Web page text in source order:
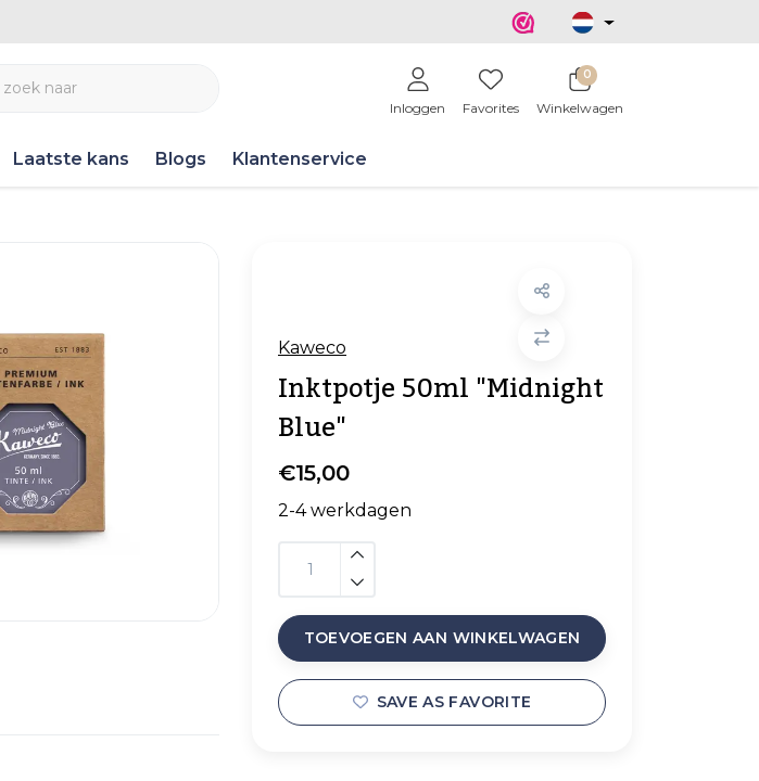
Inloggen Favorites
0
Winkelwagen
Laatste kans Blogs Klantenservice
Kaweco
Inktpotje 50ml "Midnight
Blue"
€15,00
2-4 werkdagen
TOEVOEGEN AAN WINKELWAGEN
SAVE AS FAVORITE